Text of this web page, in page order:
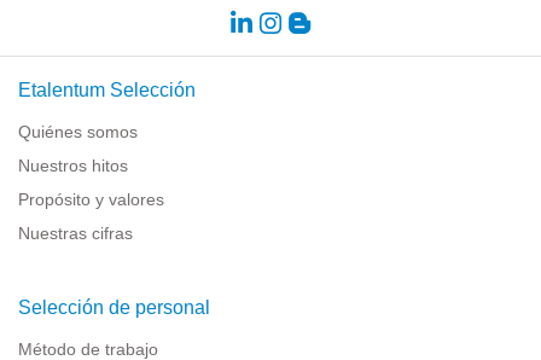
Etalentum Selección
Quiénes somos
Nuestros hitos
Propósito y valores
Nuestras cifras
Selección de personal
Método de trabajo